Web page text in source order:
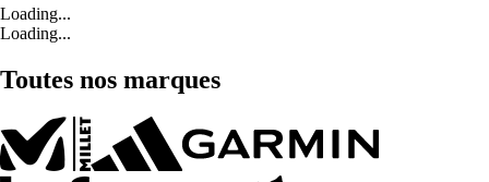
Loading...
Loading...
Toutes nos marques